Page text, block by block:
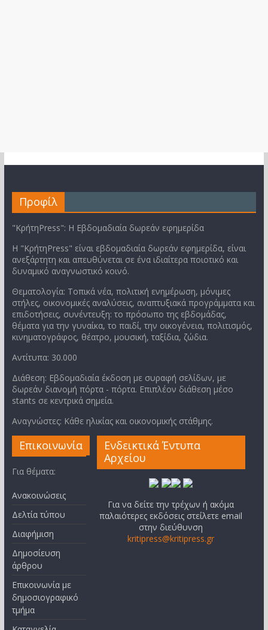
Προφίλ
"ΚρήτηPress": Η Εβδομαδιαία δωρεάν εφημερίδα
Η "ΚρήτηPress" είναι εβδομαδιαία δωρεάν εφημερίδα, είναι
ανεξάρτητη και απευθύνεται σε ένα ιδιαίτερα ποιοτικό και
δυναμικό αναγνωστικό κοινό.
Θεματολογία: Τοπικά νέα, πολιτική ενημέρωση, μόνιμες
στήλες, οικονομικές αναλύσεις, αναπτυξιακά προγράμματα και
επιδοτήσεις, συνέντευξη: το πρόσωπο της εβδομάδας,
θέματα για την γυναίκα, το παιδί, την οικογένεια, πολιτισμός,
κινηματογράφος, θέατρο, μουσική, ταξίδια, ζώδια.
Αντίτυπα: 30.000
Διάθεση: Εβδομαδιαία έκδοση με συραφή σελίδων, με
δωρεάν διανομή πόρτα - πόρτα. Επιπλέον διάθεση μέσο
stants σε κεντρικά σημεία.
Αναγνώστες: Κάθε ηλικίας και οικονομικής στάθμης.
Επικοινωνία
Για θέματα:
Ανακοινώσεις
Δελτία τύπου
Διαφήμιση
Δημοσίευση
άρθρου
Επικοινωνία με
δημοσιογραφικό
τμήμα
Ενδεικτικά Έντυπα
Αρχείου
Για να δείτε την τρέχων ή ακόμα
παλαιότερες εκδόσεις στείλετε email
στην διεύθυνση
kritipress@kritipress.gr